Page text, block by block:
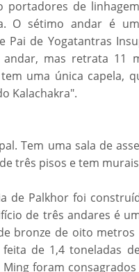
portadores de
O sétimo andar é
Pai de Yogatantras
mas retrata 11
uma única capela,
Kalachakra".
Tem uma sala de
três pisos e tem
de Palkhor foi
de três andares é
bronze de oito
de 1,4 toneladas
foram